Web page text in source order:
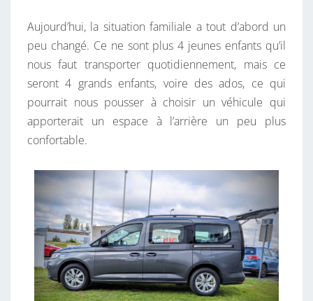
T
S
E
U
N
F
R
E
,
P
R
Aujourd’hui, la situation familiale a tout d’abord un
peu changé. Ce ne sont plus 4 jeunes enfants qu’il
nous faut transporter quotidiennement, mais ce
seront 4 grands enfants, voire des ados, ce qui
pourrait nous pousser à choisir un véhicule qui
apporterait un espace à l’arrière un peu plus
confortable.